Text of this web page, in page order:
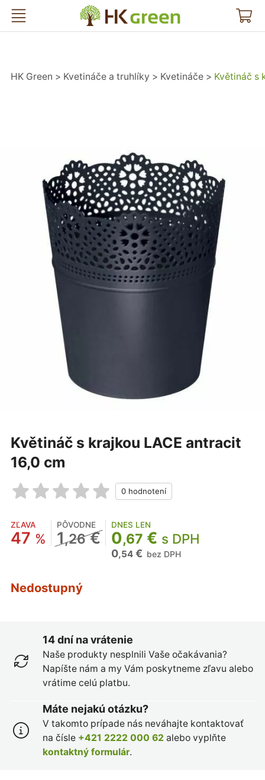
HK Green
HK Green Kvetináče a truhlíky Kvetináče Květináč s
Květináč s krajkou LACE antracit
16,0 cm
ZĽAVA
47 %
PÔVODNE
1,26€
DNES LEN
0,67 € s DPH
0,54€ bez DPH
Nedostupný
14 dní na vrátenie
Naše produkty nesplnili Vaše očakávania?
Napíšte nám a my Vám poskytneme zľavu alebo
vrátime celú platbu.
Máte nejakú otázku?
V takomto prípade nás neváhajte kontaktovať
na čísle +421 2222 000 62 alebo vyplňte
kontaktný formulár.